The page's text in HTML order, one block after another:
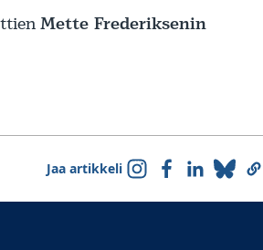
Mette Frederiksenin
Jaa artikkeli